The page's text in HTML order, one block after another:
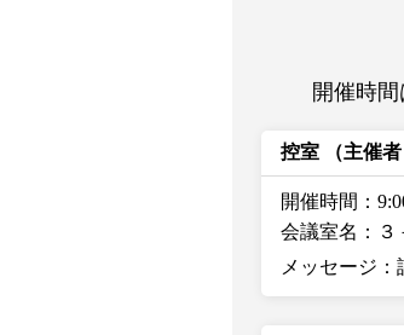
開催時
控室 （主催
開催時間：
会議室名：３
メッセージ